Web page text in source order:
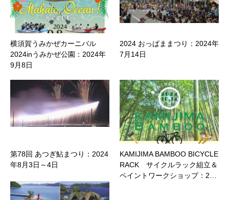
横須賀うみかぜカーニバル
2024inうみかぜ公園：2024年
9月8日
2024 おっぱままつり：2024年
7月14日
第78回 あつぎ鮎まつり：2024
年8月3日～4日
KAMIJIMA BAMBOO BICYCLE
RACK サイクルラック組立＆
ペイントワークショップ：2…